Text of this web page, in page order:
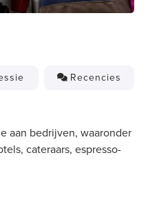
Recencies
aan bedrijven, waaronder
cateraars, espresso-